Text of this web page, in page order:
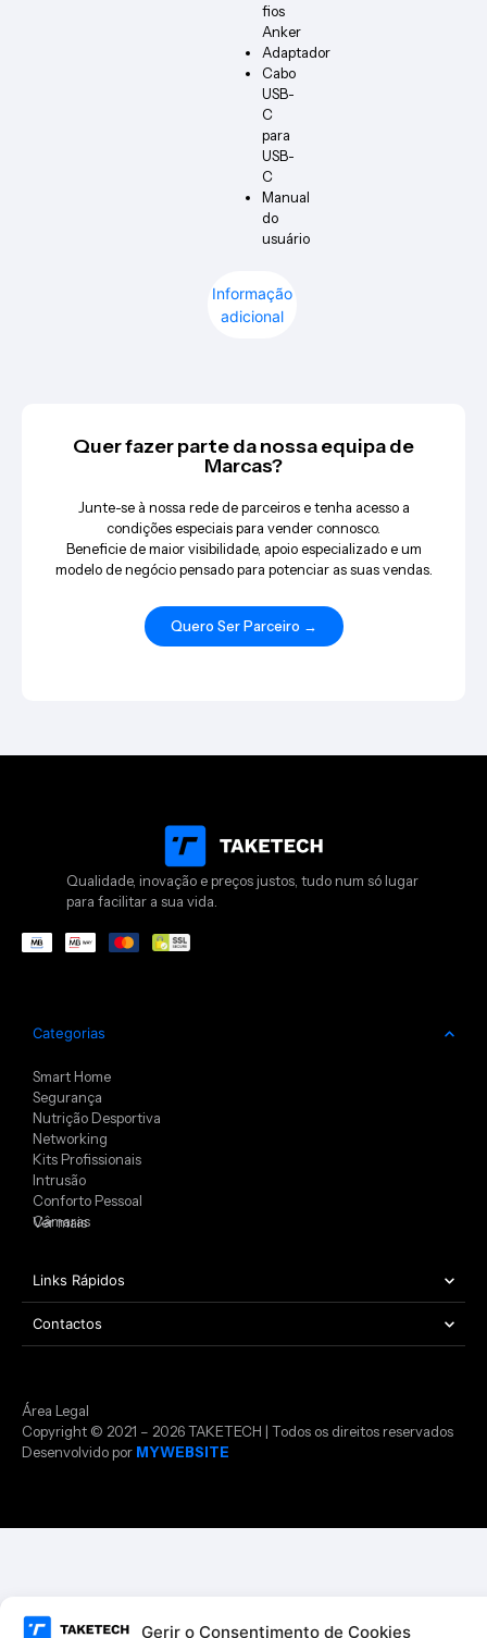
Gerir o Consentimento de Cookies
Informação
adicional
fios
Anker
Adaptador
Cabo
USB-
C
para
USB-
C
Manual
do
usuário
Quer fazer parte da nossa equipa de
Marcas?
Junte-se à nossa rede de parceiros e tenha acesso a
condições especiais para vender connosco.
Beneficie de maior visibilidade, apoio especializado e um
modelo de negócio pensado para potenciar as suas vendas.
Quero Ser Parceiro →
Qualidade, inovação e preços justos, tudo num só lugar
para facilitar a sua vida.
Categorias
Smart Home
Segurança
Nutrição Desportiva
Networking
Kits Profissionais
Intrusão
Conforto Pessoal
Câmaras
Ver mais
Links Rápidos
Contactos
Copyright © 2021 – 2026 TAKETECH | Todos os direitos reservados
Desenvolvido por MYWEBSITE
Área Legal